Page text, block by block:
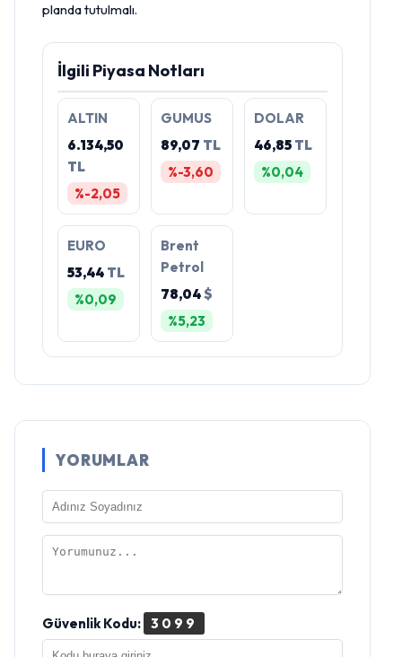
planda tutulmalı.
İlgili Piyasa Notları
ALTIN
6.134,50
TL
%-2,05
GUMUS
89,07 TL
%-3,60
DOLAR
46,85 TL
%0,04
EURO
53,44 TL
%0,09
Brent
Petrol
78,04$
%5,23
YORUMLAR
Güvenlik Kodu: 3099